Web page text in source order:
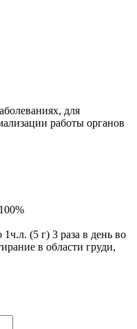
для
работы органов
(5 г) 3 раза в день во
в области груди,